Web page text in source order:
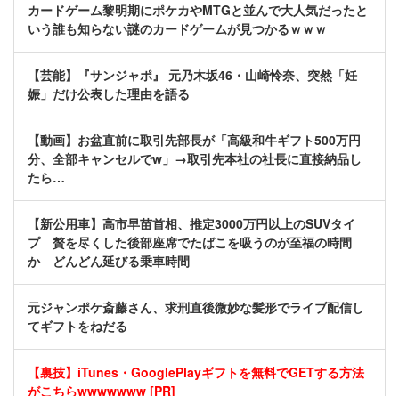
カードゲーム黎明期にポケカやMTGと並んで大人気だったと
いう誰も知らない謎のカードゲームが見つかるｗｗｗ
【芸能】『サンジャポ』 元乃木坂46・山崎怜奈、突然「妊
娠」だけ公表した理由を語る
【動画】お盆直前に取引先部長が「高級和牛ギフト500万円
分、全部キャンセルでw」→取引先本社の社長に直接納品し
たら…
【新公用車】高市早苗首相、推定3000万円以上のSUVタイ
プ 贅を尽くした後部座席でたばこを吸うのが至福の時間
か どんどん延びる乗車時間
元ジャンポケ斎藤さん、求刑直後微妙な髪形でライブ配信し
てギフトをねだる
【裏技】iTunes・GooglePlayギフトを無料でGETする方法
がこちらwwwwwww [PR]